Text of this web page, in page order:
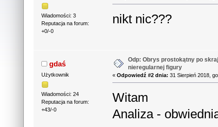
Wiadomości: 3
Reputacja na forum:
+0/-0
nikt nic???
gdaś
Użytkownik
Wiadomości: 24
Reputacja na forum:
+43/-0
Odp: Obrys prostokątny po
nieregularnej figury
«Odpowiedź #2 dnia: 31 Sierpień 2018,
Witam
Analiza -